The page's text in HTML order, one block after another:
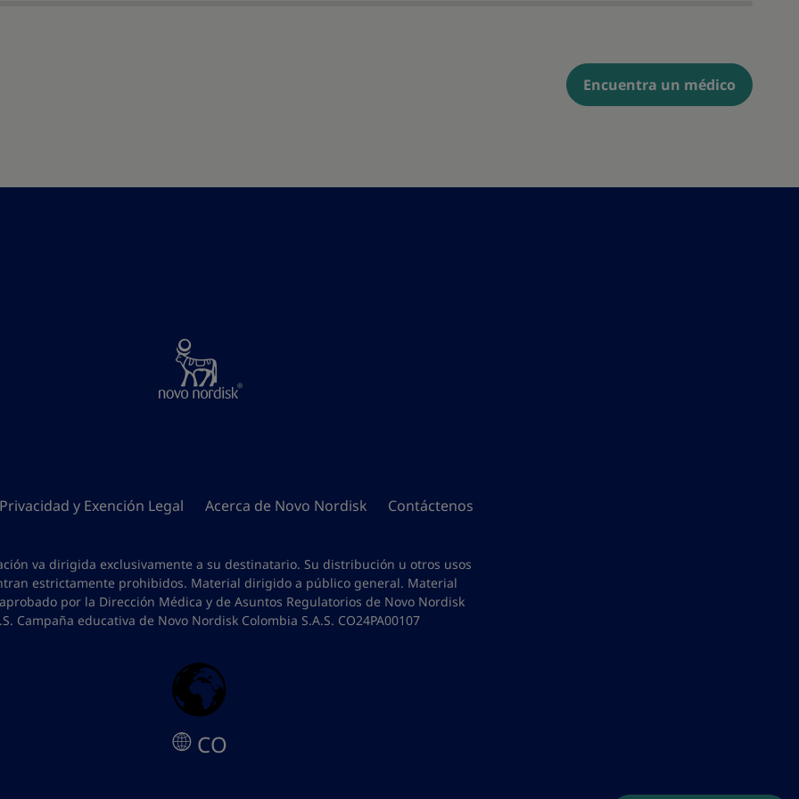
Encuentra un médico
y Exención Legal Acerca de Novo Nordisk Contáctenos
va dirigida exclusivamente a su destinatario. Su distribución u otros usos
estrictamente prohibidos. Material dirigido a público general. Material
por la Dirección Médica y de Asuntos Regulatorios de Novo Nordisk
Campaña educativa de Novo Nordisk Colombia S.A.S. CO24PA00107
CO